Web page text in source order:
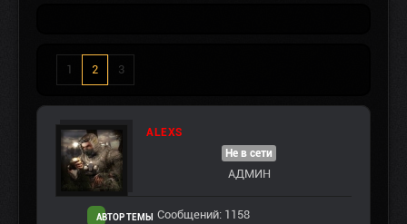
1 2 3
ALEXS
АВТОР ТЕМЫ
Не в сети
АДМИН
Сообщений: 1158